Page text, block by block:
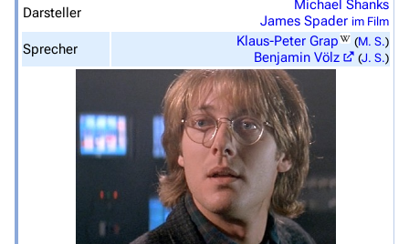
Zufälliger Artikel
Spezialseiten
Datei hochladen
Filme und Serien
Darsteller
Michael Shanks
James Spader im Film
Sprecher Klaus-Peter Grap (M. S.)
Benjamin Völz (J. S.)